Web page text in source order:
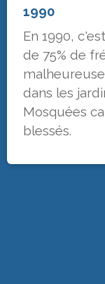
1990
En 1990,
de 75% de
dans les
Mosquées
blessés.